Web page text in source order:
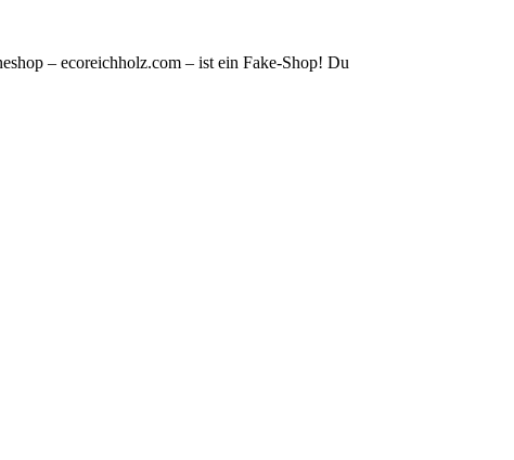
– ecoreichholz.com – ist ein Fake-Shop! Du